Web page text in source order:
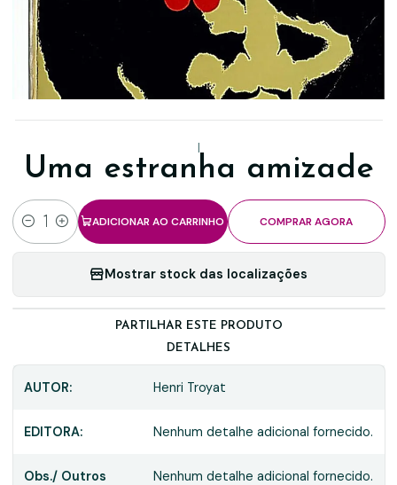
|
Uma estranha amizade
Quantidade
ADICIONAR AO CARRINHO COMPRAR AGORA
Mostrar stock das localizações
PARTILHAR ESTE PRODUTO
DETALHES
AUTOR: Henri Troyat
EDITORA: Nenhum detalhe adicional fornecido.
Obs./ Outros
Nenhum detalhe adicional fornecido.